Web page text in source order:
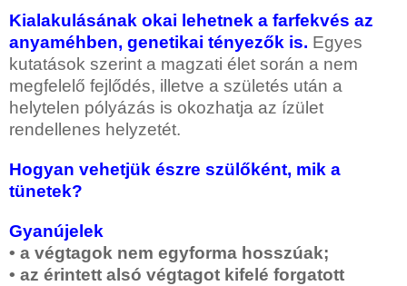
Kialakulásának okai lehetnek a farfekvés az
anyaméhben, genetikai tényezők is. Egyes
kutatások szerint a magzati élet során a nem
megfelelő fejlődés, illetve a születés után a
helytelen pólyázás is okozhatja az ízület
rendellenes helyzetét.
Hogyan vehetjük észre szülőként, mik a
tünetek?
Gyanújelek
• a végtagok nem egyforma hosszúak;
• az érintett alsó végtagot kifelé forgatott